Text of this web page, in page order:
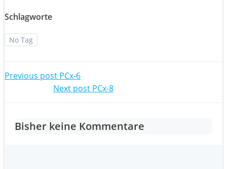
Schlagworte
No Tag
Post
Previous post PCx-6
navigation
Next post PCx-8
Bisher keine Kommentare